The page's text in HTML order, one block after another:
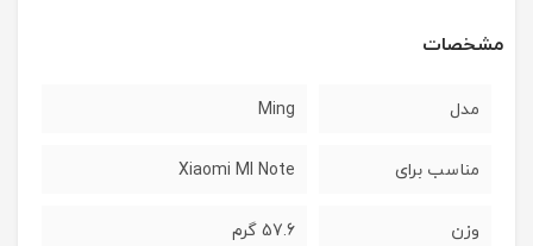
مشخصات
مدل Ming
مناسب برای Xiaomi MI Note
وزن 57.6 گرم